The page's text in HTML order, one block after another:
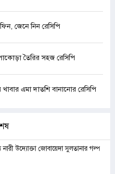
জেনে নিন রেসিপি
তৈরির সহজ রেসিপি
এমা দাতশি বানানোর রেসিপি
উদ্যোক্তা জোবায়েদা সুলতানার গল্প